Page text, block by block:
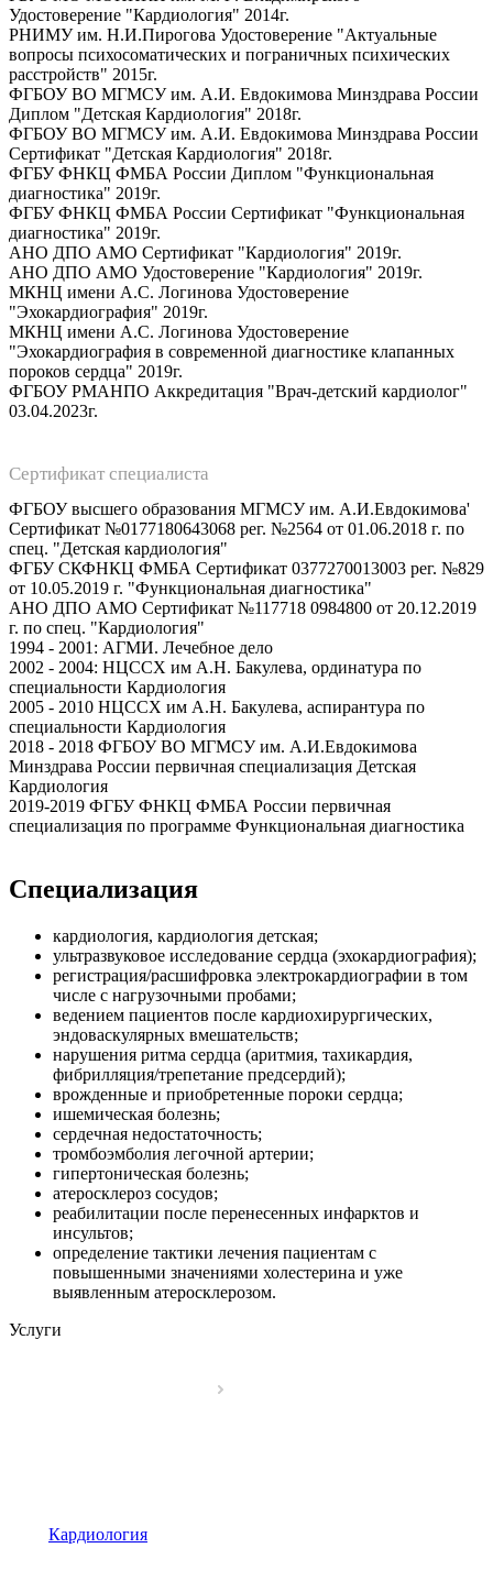
Удостоверение "Кардиология" 2014г.
РНИМУ им. Н.И.Пирогова Удостоверение "Актуальные
вопросы психосоматических и пограничных психических
расстройств" 2015г.
ФГБОУ ВО МГМСУ им. А.И. Евдокимова Минздрава России
Диплом "Детская Кардиология" 2018г.
ФГБОУ ВО МГМСУ им. А.И. Евдокимова Минздрава России
Сертификат "Детская Кардиология" 2018г.
ФГБУ ФНКЦ ФМБА России Диплом "Функциональная
диагностика" 2019г.
ФГБУ ФНКЦ ФМБА России Сертификат "Функциональная
диагностика" 2019г.
АНО ДПО АМО Сертификат "Кардиология" 2019г.
АНО ДПО АМО Удостоверение "Кардиология" 2019г.
МКНЦ имени А.С. Логинова Удостоверение
"Эхокардиография" 2019г.
МКНЦ имени А.С. Логинова Удостоверение
"Эхокардиография в современной диагностике клапанных
пороков сердца" 2019г.
ФГБОУ РМАНПО Аккредитация "Врач-детский кардиолог"
03.04.2023г.
Сертификат специалиста
ФГБОУ высшего образования МГМСУ им. А.И.Евдокимова'
Сертификат №0177180643068 рег. №2564 от 01.06.2018 г. по
спец. "Детская кардиология"
ФГБУ СКФНКЦ ФМБА Сертификат 0377270013003 рег. №829
от 10.05.2019 г. "Функциональная диагностика"
АНО ДПО АМО Сертификат №117718 0984800 от 20.12.2019
г. по спец. "Кардиология"
1994 - 2001: АГМИ. Лечебное дело
2002 - 2004: НЦССХ им А.Н. Бакулева, ординатура по
специальности Кардиология
2005 - 2010 НЦССХ им А.Н. Бакулева, аспирантура по
специальности Кардиология
2018 - 2018 ФГБОУ ВО МГМСУ им. А.И.Евдокимова
Минздрава России первичная специализация Детская
Кардиология
2019-2019 ФГБУ ФНКЦ ФМБА России первичная
специализация по программе Функциональная диагностика
Специализация
кардиология, кардиология детская;
ультразвуковое исследование сердца (эхокардиография);
регистрация/расшифровка электрокардиографии в том
числе с нагрузочными пробами;
ведением пациентов после кардиохирургических,
эндоваскулярных вмешательств;
нарушения ритма сердца (аритмия, тахикардия,
фибрилляция/трепетание предсердий);
врожденные и приобретенные пороки сердца;
ишемическая болезнь;
сердечная недостаточность;
тромбоэмболия легочной артерии;
гипертоническая болезнь;
атеросклероз сосудов;
реабилитации после перенесенных инфарктов и
инсультов;
определение тактики лечения пациентам с
повышенными значениями холестерина и уже
выявленным атеросклерозом.
Услуги
Кардиология